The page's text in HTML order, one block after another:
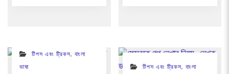
টিপস এবং ট্রিকস,বাংলা
ভাষা
টিপস এবং ট্রিকস, বাংলা